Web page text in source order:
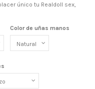
único tu Realdoll sex,
Color de uñas manos